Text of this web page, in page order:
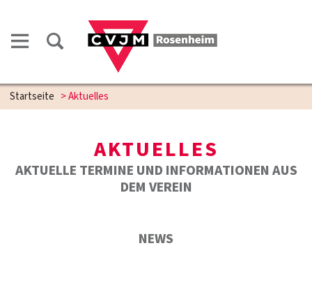
Startseite >Aktuelles
AKTUELLES
AKTUELLE TERMINE UND INFORMATIONEN AUS
DEM VEREIN
NEWS